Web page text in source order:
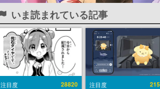
いま読まれている記事
注目度 28820 注目度